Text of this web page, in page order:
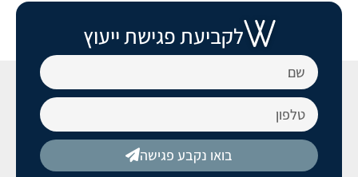
לקביעת פגישת ייעוץ
בואו נקבע פגישה